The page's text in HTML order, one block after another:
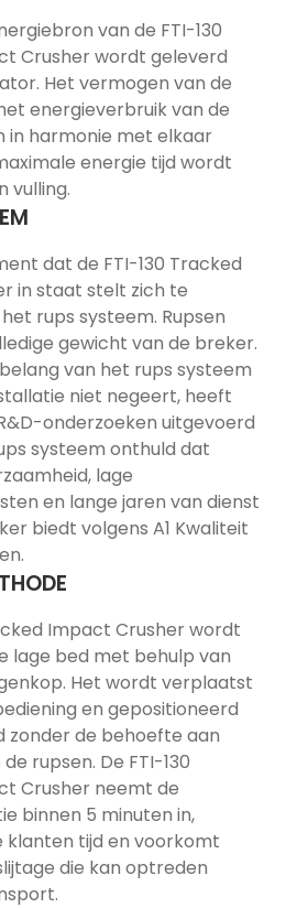
van de FTI-130
Crusher wordt geleverd
Het vermogen van de
energieverbruik van de
in harmonie met elkaar
energie tijd wordt
vulling.
dat de FTI-130 Tracked
in staat stelt zich te
rups systeem. Rupsen
gewicht van de breker.
van het rups systeem
niet negeert, heeft
onderzoeken uitgevoerd
systeem onthuld dat
lage
en lange jaren van dienst
biedt volgens A1 Kwaliteit
Impact Crusher wordt
lage bed met behulp van
Het wordt verplaatst
en gepositioneerd
zonder de behoefte aan
rupsen. De FTI-130
Crusher neemt de
binnen 5 minuten in,
klanten tijd en voorkomt
die kan optreden